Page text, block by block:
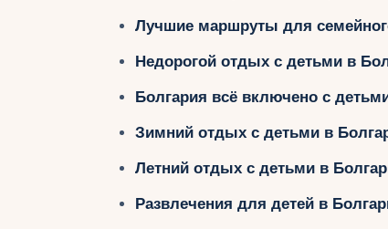
Лучшие маршруты для
Недорогой отдых с детьми в
Болгария всё включено с
Зимний отдых с детьми в
Летний отдых с детьми в
Развлечения для детей в